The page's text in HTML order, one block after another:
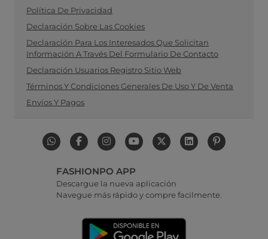
Política De Privacidad
Declaración Sobre Las Cookies
Declaración Para Los Interesados Que Solicitan
Información A Través Del Formulario De Contacto
Declaración Usuarios Registro Sitio Web
Términos Y Condiciones Generales De Uso Y De Venta
Envíos Y Pagos
FASHIONPO APP
Descargue la nueva aplicación
Navegue más rápido y compre facilmente.